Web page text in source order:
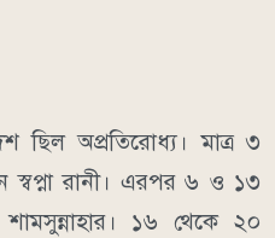
ছিল অপ্রতিরোধ্য। মাত্র ৩
স্বপ্না রানী। এরপর ৬ ও ১৩
১৬ থেকে ২০